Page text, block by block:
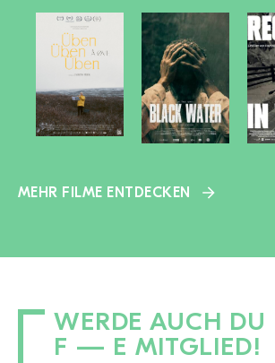
MEHR FILME ENTDECKEN
WERDE AUCH DU
F — E MITGLIED!